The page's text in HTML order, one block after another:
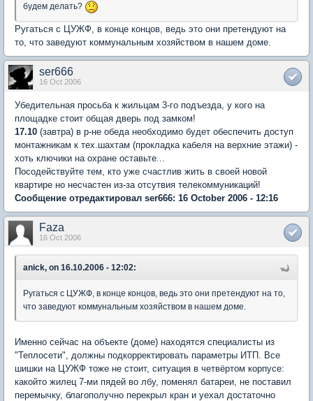
будем делать?
Ругаться с ЦУЖФ, в конце концов, ведь это они претендуют на
то, что заведуют коммунальным хозяйством в нашем доме.
ser666
16 Oct 2006
Убедительная просьба к жильцам 3-го подъезда, у кого на
площадке стоит общая дверь под замком!
17.10 (завтра) в р-не обеда необходимо будет обеспечить доступ
монтажникам к тех.шахтам (прокладка кабеля на верхние этажи) -
хоть ключики на охране оставьте...
Посодействуйте тем, кто уже счастлив жить в своей новой
квартире но несчастен из-за отсутвия телекоммуникаций!
Сообщение отредактировал ser666: 16 October 2006 - 12:16
Faza
16 Oct 2006
anick, on 16.10.2006 - 12:02:
Ругаться с ЦУЖФ, в конце концов, ведь это они претендуют на то,
что заведуют коммунальным хозяйством в нашем доме.
Именно сейчас на объекте (доме) находятся специалисты из
"Теплосети", должны подкорректировать параметры ИТП. Все
шишки на ЦУЖФ тоже не стоит, ситуация в четвёртом корпусе:
какойто жилец 7-ми пядей во лбу, поменял батареи, не поставил
перемычку, благополучно перекрыл кран и уехал достаточно